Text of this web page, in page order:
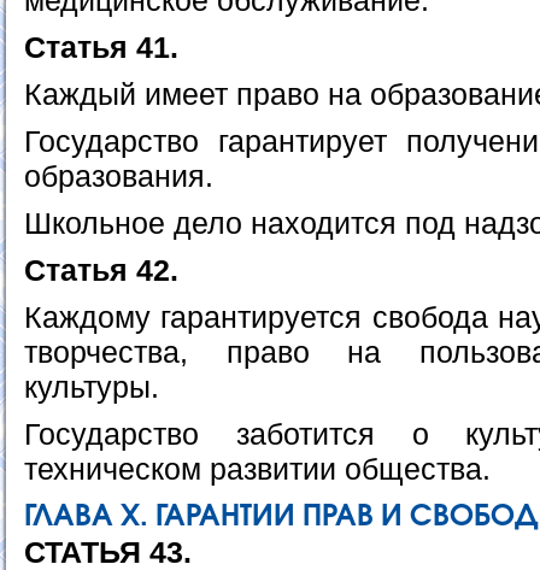
Статья 41.
Каждый имеет право на
Государство гарантирует
образования.
Школьное дело находится под
Статья 42.
Каждому гарантируется свобода
творчества, право на
культуры.
Государство заботится о
техническом развитии общества.
ГЛАВА Х. ГАРАНТИИ ПРАВ И
СТАТЬЯ 43.